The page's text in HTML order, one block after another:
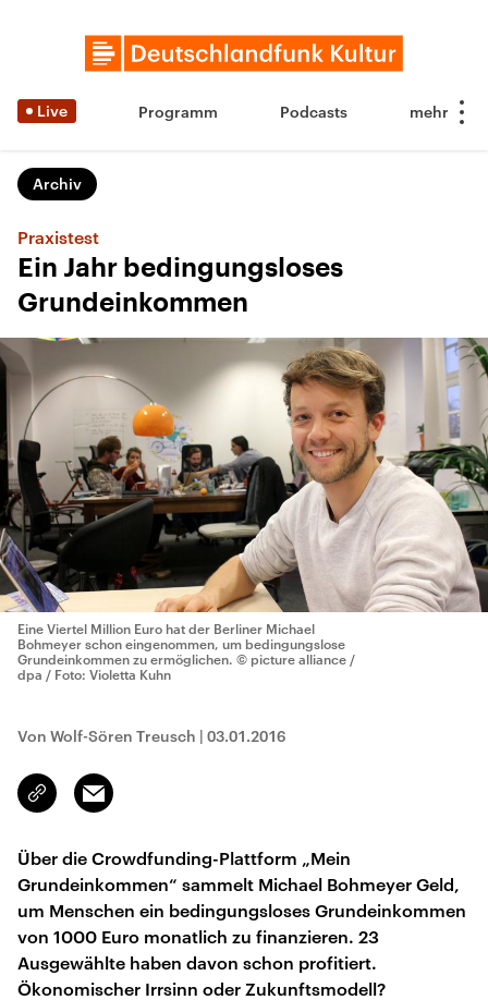
Live Programm Podcasts
Archiv
Praxistest
Ein Jahr bedingungsloses
Grundeinkommen
Eine Viertel Million Euro hat der Berliner Michael
Bohmeyer schon eingenommen, um bedingungslose
Grundeinkommen zu ermöglichen. © picture alliance /
dpa / Foto: Violetta Kuhn
Von Wolf-Sören Treusch | 03.01.2016
Link
kopieren/teilen
Email
Über die Crowdfunding-Plattform „Mein
Grundeinkommen“ sammelt Michael Bohmeyer Geld,
um Menschen ein bedingungsloses Grundeinkommen
von 1000 Euro monatlich zu finanzieren. 23
Ausgewählte haben davon schon profitiert.
Ökonomischer Irrsinn oder Zukunftsmodell?